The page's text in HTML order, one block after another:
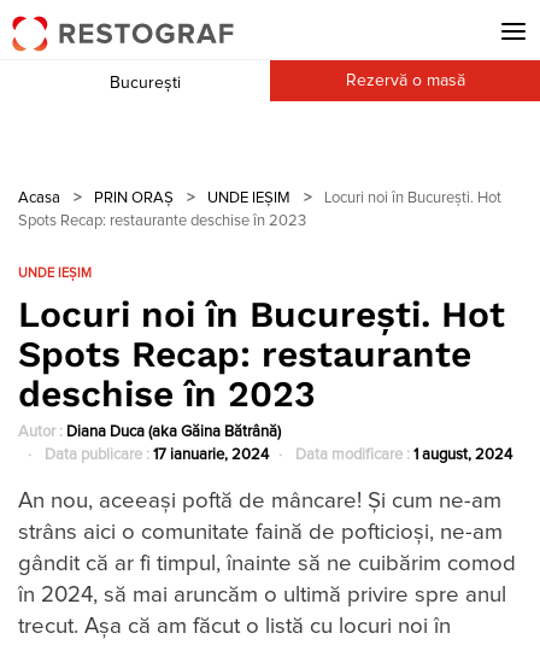
București Rezervă o masă
Acasa > PRIN ORAȘ > UNDE IEȘIM >
Locuri noi în București. Hot
Spots Recap: restaurante deschise în 2023
UNDE IEȘIM
Locuri noi în București. Hot
Spots Recap: restaurante
deschise în 2023
Autor : Diana Duca (aka Găina Bătrână)
Data publicare : 17 ianuarie, 2024 Data modificare : 1 august, 2024
An nou, aceeaşi poftă de mâncare! Şi cum ne-am
strâns aici o comunitate faină de pofticioşi, ne-am
gândit că ar fi timpul, înainte să ne cuibărim comod
în 2024, să mai aruncăm o ultimă privire spre anul
trecut. Așa că am făcut o listă cu locuri noi în